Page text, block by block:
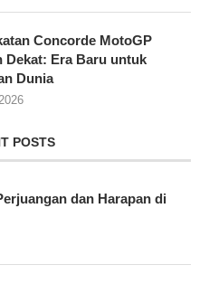
Concorde MotoGP
Dekat: Era Baru untuk
Dunia
POSTS
dan Harapan di